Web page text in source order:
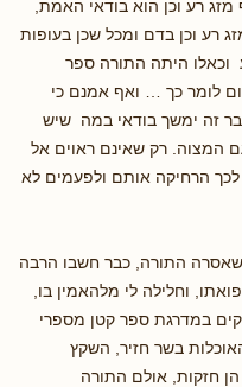
רע וכן הוא בודאי האמת,
רע וכן בדם ומכל שכן בעופות
היתה התורה ספר
לומר כך … ואף אמנם כי
זה ימשך בודאי במה שיש
המצוה. רק שאינם ראוים אל
הרחיקה אותם ולפעמים לא
התורה, כבר חשבו הרבה
וחלילה לי מלהאמין בו,
במדרגת ספר קטן מספרי
בשר חזיר, השקץ
חזקות, אולם התורה